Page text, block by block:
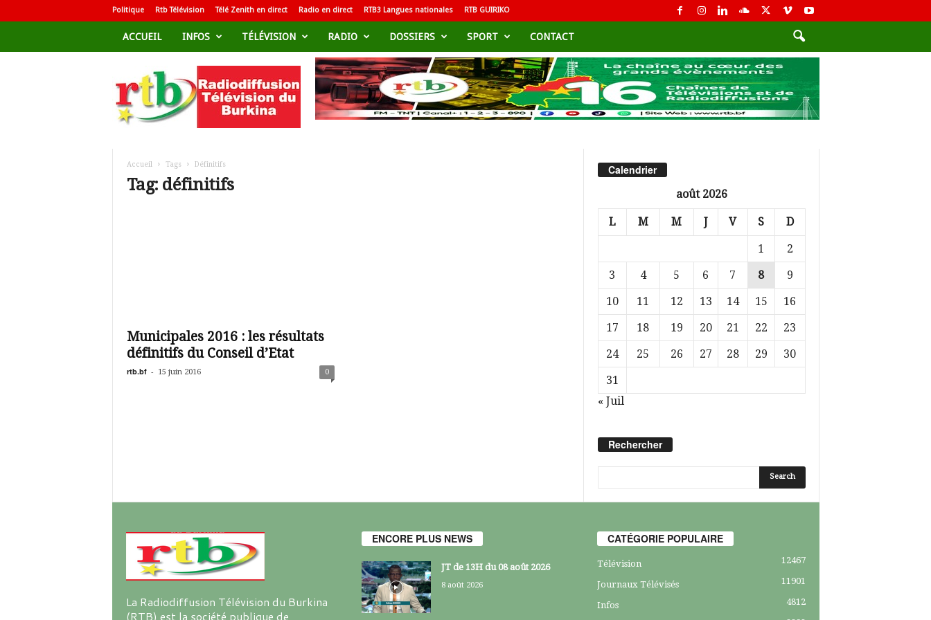
Politique Rtb Télévision Télé Zenith en direct Radio en direct RTB3 Langues nationales RTB GUIRIKO
ACCUEIL INFOS TÉLÉVISION RADIO DOSSIERS SPORT CONTACT
d
i
i
Accueil Tags Définitifs
Tag: définitifs
Municipales 2016 : les résultats
définitifs du Conseil d’Etat
rtb.bf - 15 juin 2016 0
Calendrier
août 2026
L M M J V S D
1
2
3
4 5 6 7 8
9
10
11 12 13 14 15
16
17
18 19 20 21 22
23
24
25 26 27 28 29
30
31
« Juil
Rechercher
La Radiodiffusion Télévision du Burkina
(RTB) est la société publique de
ENCORE PLUS NEWS
JT de 13H du 08 août 2026
8 août 2026
CATÉGORIE POPULAIRE
Télévision 12467
Journaux Télévisés 11901
Infos
4812